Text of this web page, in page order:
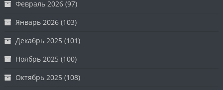
Февраль 2026 (97)
Январь 2026 (103)
Декабрь 2025 (101)
Ноябрь 2025 (100)
Октябрь 2025 (108)